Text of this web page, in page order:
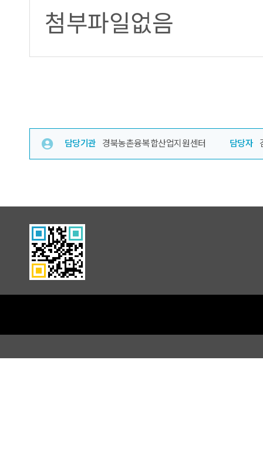
첨부파일없음
담당기관 경북농촌융복합산업지원센터 담당자